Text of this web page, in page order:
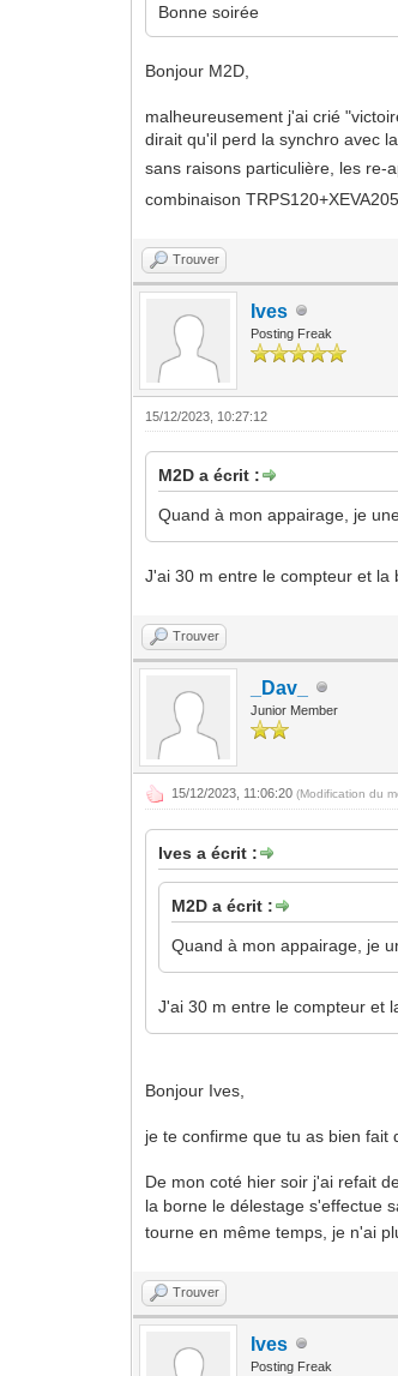
Bonne soirée
Bonjour M2D,
malheureusement j'ai crié
dirait qu'il perd la synchro avec
sans raisons particulière, les re-
combinaison
Trouver
Ives
Posting Freak
15/12/2023, 10:27:12
M2D a écrit :
Quand à mon appairage, je
J'ai 30 m entre le compteur et
Trouver
_Dav_
Junior Member
15/12/2023, 11:06:20(Modification du
Ives a écrit :
M2D a écrit :
Quand à mon appairage, je
J'ai 30 m entre le compteur et
Bonjour Ives,
je te confirme que tu as bien fait
De mon coté hier soir j'ai refait
la borne le délestage s'effectue
tourne en même temps, je n'ai
Trouver
Ives
Posting Freak